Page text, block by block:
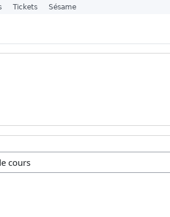
cùrsaichean
Tickets Sésame